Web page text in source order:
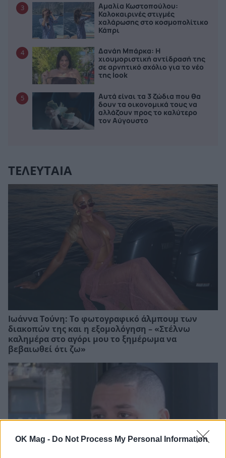
OK Mag - Do Not Process My Personal Information
3
Αμαλία Κωστοπούλου:
Καλοκαιρινές στιγμές
χαλάρωσης στο κοσμοπολίτικο
Κάπρι
4
Δανάη Μπάρκα: Η
χιουμοριστική αντίδρασή της
σε αρνητικό σχόλιο για το νέο
της look
5
Αυτά είναι τα 3 ζώδια που θα
δουν τα οικονομικά τους να
αλλάζουν προς το καλύτερο
τον Αύγουστο
ΤΕΛΕΥΤΑΙΑ
Ιωάννα Τούνη: Το φωτογραφικό άλμπουμ των
διακοπών της και η εξομολόγηση – «Στέλνω
καλημέρα στο αγόρι μου το ξημέρωμα να
βεβαιωθεί ότι ζω»